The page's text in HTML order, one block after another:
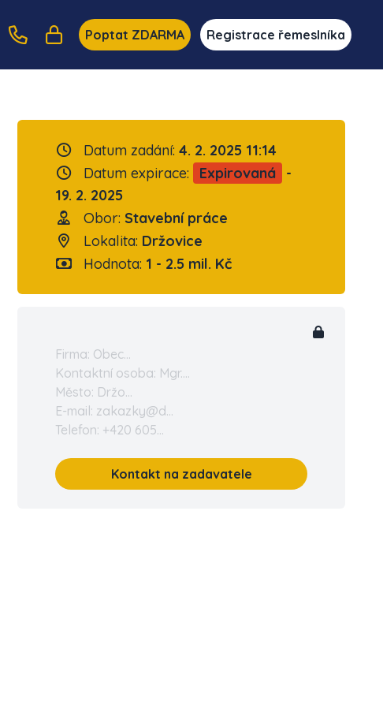
Poptat ZDARMA Registrace řemeslníka
Datum zadání: 4. 2. 2025 11:14
Datum expirace:
Expirovaná
-
19. 2. 2025
Obor: Stavební práce
Lokalita: Držovice
Hodnota: 1 - 2.5 mil. Kč
Firma: Obec...
Kontaktní osoba: Mgr....
Město: Držo...
E-mail: zakazky@d...
Telefon: +420 605...
Kontakt na zadavatele